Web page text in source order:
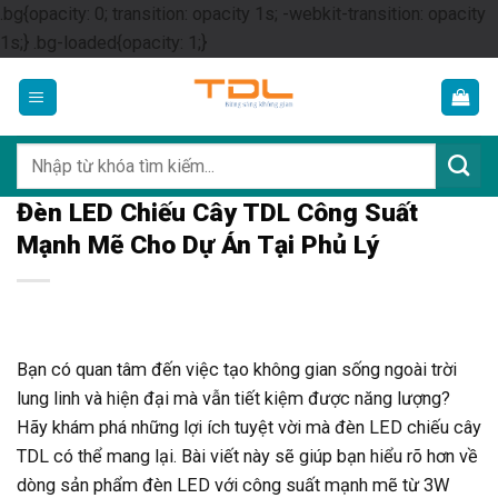
.bg{opacity: 0; transition: opacity 1s; -webkit-transition: opacity
1s;} .bg-loaded{opacity: 1;}Skip
content
kiếm:
Đèn LED Chiếu Cây TDL Công Suất
Mạnh Mẽ Cho Dự Án Tại Phủ Lý
Bạn có quan tâm đến việc tạo không gian sống ngoài trời
lung linh và hiện đại mà vẫn tiết kiệm được năng lượng?
Hãy khám phá những lợi ích tuyệt vời mà đèn LED chiếu cây
TDL có thể mang lại. Bài viết này sẽ giúp bạn hiểu rõ hơn về
dòng sản phẩm đèn LED với công suất mạnh mẽ từ 3W